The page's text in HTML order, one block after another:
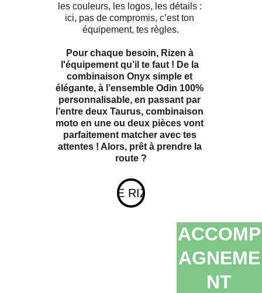
les couleurs, les logos, les détails :
ici, pas de compromis, c’est ton
équipement, tes règles.
Pour chaque besoin, Rizen à
l'équipement qu’il te faut ! De la
combinaison Onyx simple et
élégante, à l’ensemble Odin 100%
personnalisable, en passant par
l’entre deux Taurus, combinaison
moto en une ou deux pièces vont
parfaitement matcher avec tes
attentes ! Alors, prêt à prendre la
route ?
SITE RIZEN
ACCOMP
AGNEME
NT